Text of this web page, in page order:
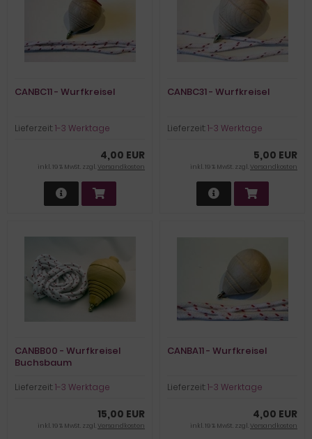
CANBC11 - Wurfkreisel
Lieferzeit:1-3 Werktage
4,00 EUR
inkl. 19 % MwSt. zzgl.Versandkosten
CANBC31 - Wurfkreisel
Lieferzeit:1-3 Werktage
5,00 EUR
inkl. 19 % MwSt. zzgl.Versandkosten
CANBB00 - Wurfkreisel
Buchsbaum
Lieferzeit:1-3 Werktage
15,00 EUR
inkl. 19 % MwSt. zzgl.Versandkosten
CANBA11 - Wurfkreisel
Lieferzeit:1-3 Werktage
4,00 EUR
inkl. 19 % MwSt. zzgl.Versandkosten